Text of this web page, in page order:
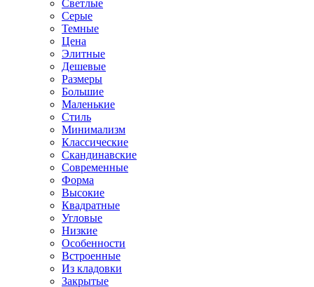
Светлые
Серые
Темные
Цена
Элитные
Дешевые
Размеры
Большие
Маленькие
Стиль
Минимализм
Классические
Скандинавские
Современные
Форма
Высокие
Квадратные
Угловые
Низкие
Особенности
Встроенные
Из кладовки
Закрытые